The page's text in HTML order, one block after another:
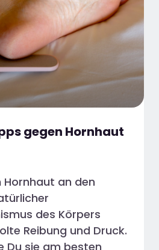
gegen Hornhaut
Hornhaut an den
des Körpers
Reibung und Druck.
Du sie am besten